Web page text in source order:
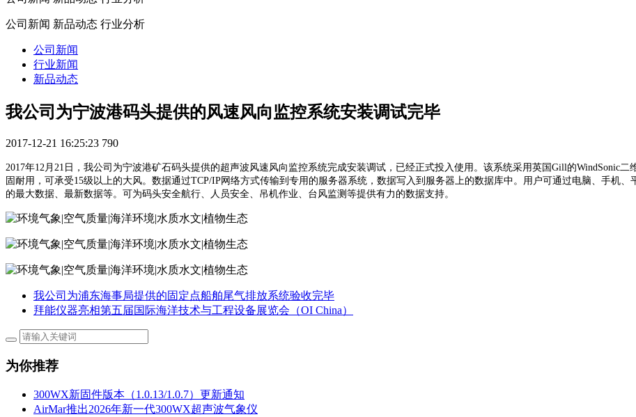
公司新闻 新品动态 行业分析
公司新闻
行业新闻
新品动态
我公司为宁波港码头提供的风速风向监控系统安装调试完毕
2017-12-21 16:25:23 790
2017年12月21日，我公司为宁波港矿石码头提供的超声波风速风向监控系统完成安装调试，已经正式投入使用。该系统采用英国Gill的WindSonic
固耐用，可承受15级以上的大风。数据通过TCP/IP网络方式传输到专用的服务器系统，数据写入到服务器上的数据库中。用户可通过电脑、手机
的最大数据、最新数据等。可为码头安全航行、人员安全、吊机作业、台风监测等提供有力的数据支持。
我公司为浦东海事局提供的固定点船舶尾气排放系统验收完毕
拜能仪器亮相第五届国际海洋技术与工程设备展览会（OI China）
为你推荐
300WX新固件版本（1.0.13/1.0.7）更新通知
AirMar推出2026年新一代300WX超声波气象仪